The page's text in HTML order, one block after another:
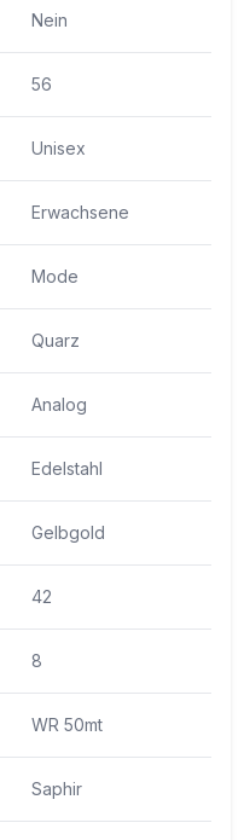
Nein
56
Unisex
Erwachsene
Mode
Quarz
Analog
Edelstahl
Gelbgold
42
8
WR 50mt
Saphir